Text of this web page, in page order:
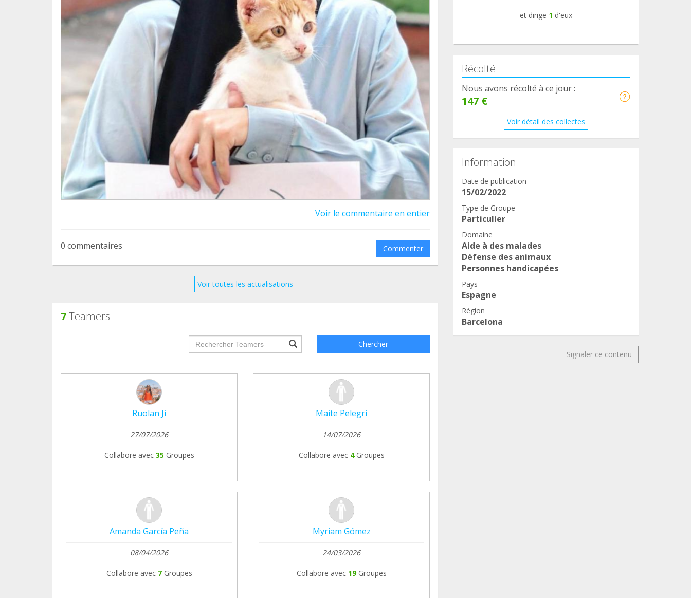
Voir le commentaire en entier
0 commentaires Commenter
Voir toutes les actualisations
7Teamers
groupProfile.searchForm.search.text??? Chercher
Ruolan Ji
27/07/2026
Collabore avec 35 Groupes
Maite Pelegrí
14/07/2026
Collabore avec 4 Groupes
Amanda García Peña
08/04/2026
Collabore avec 7 Groupes
Myriam Gómez
24/03/2026
Collabore avec 19 Groupes
et dirige 1 d'eux
Récolté
Nous avons récolté à ce jour :
147 €
Voir détail des collectes
Information
Date de publication
15/02/2022
Type de Groupe
Particulier
Domaine
Aide à des malades
Défense des animaux
Personnes handicapées
Pays
Espagne
Région
Barcelona
Signaler ce contenu